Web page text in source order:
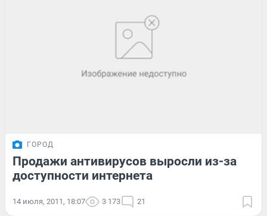
ГОРОД
Продажи антивирусов выросли из-за
доступности интернета
14 июля, 2011, 18:07 3 173 21